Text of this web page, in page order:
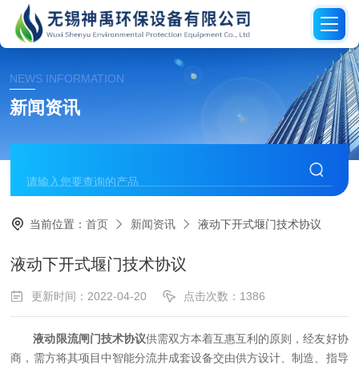
NEWS INFORMATION
新闻资讯
当前位置：首页 新闻资讯 液动下开式堰门技术协议
液动下开式堰门技术协议
更新时间：2022-04-20 点击次数：1386
液动限流闸门技术协议供需双方本着互惠互利的原则，经友好协
商，需方将其项目中智能分流井成套设备交由供方设计、制造、指导